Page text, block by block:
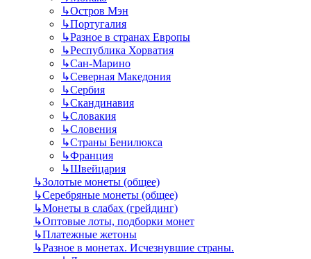
↳Остров Мэн
↳Португалия
↳Разное в странах Европы
↳Республика Хорватия
↳Сан-Марино
↳Северная Македония
↳Сербия
↳Скандинавия
↳Словакия
↳Словения
↳Страны Бенилюкса
↳Франция
↳Швейцария
↳Золотые монеты (общее)
↳Серебряные монеты (общее)
↳Монеты в слабах (грейдинг)
↳Оптовые лоты, подборки монет
↳Платежные жетоны
↳Разное в монетах. Исчезнувшие страны.